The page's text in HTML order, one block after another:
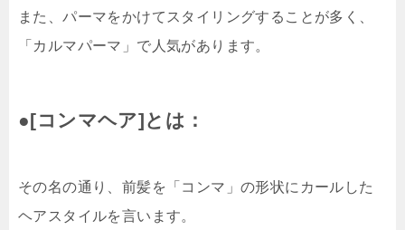
また、パーマをかけてスタイリングすることが多く、
「カルマパーマ」で人気があります。
●[コンマヘア]とは：
その名の通り、前髪を「コンマ」の形状にカールした
ヘアスタイルを言います。